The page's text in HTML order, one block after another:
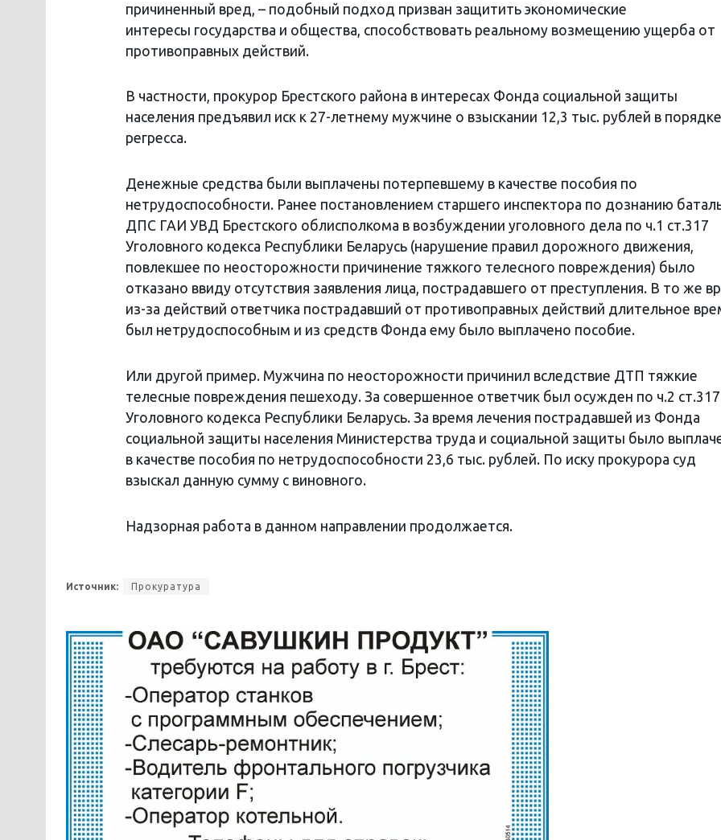
причиненный вред, – подобный подход призван защитить экономические
интересы государства и общества, способствовать реальному возмещению ущерба от
противоправных действий.
В частности, прокурор Брестского района в интересах Фонда социальной защиты
населения предъявил иск к 27-летнему мужчине о взыскании 12,3 тыс. рублей в порядке
регресса.
Денежные средства были выплачены потерпевшему в качестве пособия по
нетрудоспособности. Ранее постановлением старшего инспектора по дознанию
ДПС ГАИ УВД Брестского облисполкома в возбуждении уголовного дела по ч.1 ст.317
Уголовного кодекса Республики Беларусь (нарушение правил дорожного движения,
повлекшее по неосторожности причинение тяжкого телесного повреждения) было
отказано ввиду отсутствия заявления лица, пострадавшего от преступления. В то же
из-за действий ответчика пострадавший от противоправных действий длительное
был нетрудоспособным и из средств Фонда ему было выплачено пособие.
Или другой пример. Мужчина по неосторожности причинил вследствие ДТП тяжкие
телесные повреждения пешеходу. За совершенное ответчик был осужден по ч.2 ст.317
Уголовного кодекса Республики Беларусь. За время лечения пострадавшей из Фонда
социальной защиты населения Министерства труда и социальной защиты было
в качестве пособия по нетрудоспособности 23,6 тыс. рублей. По иску прокурора суд
взыскал данную сумму с виновного.
Надзорная работа в данном направлении продолжается.
Источник: Прокуратура